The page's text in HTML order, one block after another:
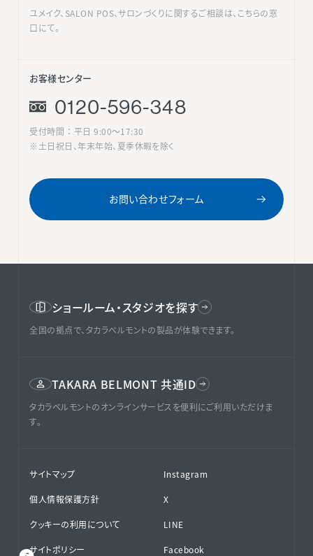
ユメイク、SALON POS、サロンづくりに関するご相談は、こちらの窓
口にて。
お客様センター
0120-596-348
受付時間 ： 平日 9:00〜17:30
※土日祝日、年末年始、夏季休暇を除く
お問い合わせフォーム
ショールーム・スタジオを探す
全国の拠点で、タカラベルモントの製品が体験できます。
TAKARA BELMONT 共通ID
タカラベルモントのオンラインサービスを便利にご利用いただけま
す。
サイトマップ
個人情報保護方針
クッキーの利用について
サイトポリシー
Instagram
X
LINE
Facebook